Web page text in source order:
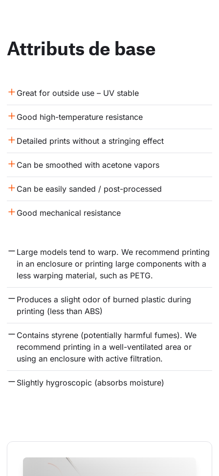
Attributs de base
Great for outside use – UV stable
Good high-temperature resistance
Detailed prints without a stringing effect
Can be smoothed with acetone vapors
Can be easily sanded / post-processed
Good mechanical resistance
Large models tend to warp. We recommend printing
in an enclosure or printing large components with a
less warping material, such as PETG.
Produces a slight odor of burned plastic during
printing (less than ABS)
Contains styrene (potentially harmful fumes). We
recommend printing in a well-ventilated area or
using an enclosure with active filtration.
Slightly hygroscopic (absorbs moisture)